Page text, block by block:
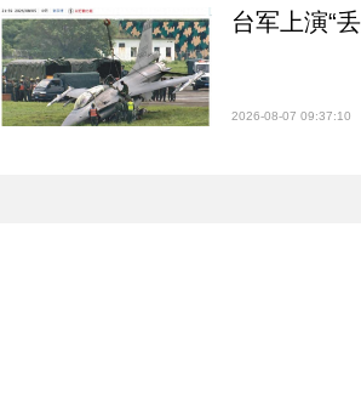
台军上演“
2026-08-07 09:37:10